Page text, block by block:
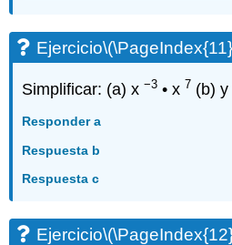
Ejercicio
Simplificar: (a) x−3 • x 7 (b)
Responder a
Respuesta b
Respuesta c
Ejercicio